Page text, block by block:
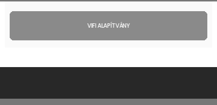
VIFI ALAPÍTVÁNY